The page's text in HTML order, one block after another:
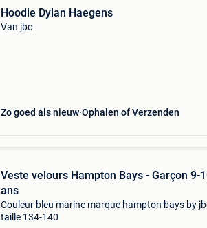
Hoodie Dylan Haegens
Van jbc
Zo goed als nieuw Ophalen of Verzenden
Veste velours Hampton Bays - Garçon 9-
ans
Couleur bleu marine marque hampton bays by
taille 134-140